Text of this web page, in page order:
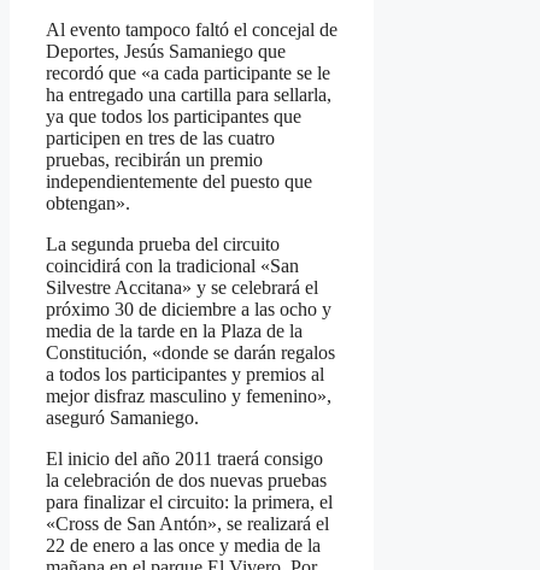
Al evento tampoco faltó el concejal de
Deportes, Jesús Samaniego que
recordó que «a cada participante se le
ha entregado una cartilla para sellarla,
ya que todos los participantes que
participen en tres de las cuatro
pruebas, recibirán un premio
independientemente del puesto que
obtengan».
La segunda prueba del circuito
coincidirá con la tradicional «San
Silvestre Accitana» y se celebrará el
próximo 30 de diciembre a las ocho y
media de la tarde en la Plaza de la
Constitución, «donde se darán regalos
a todos los participantes y premios al
mejor disfraz masculino y femenino»,
aseguró Samaniego.
El inicio del año 2011 traerá consigo
la celebración de dos nuevas pruebas
para finalizar el circuito: la primera, el
«Cross de San Antón», se realizará el
22 de enero a las once y media de la